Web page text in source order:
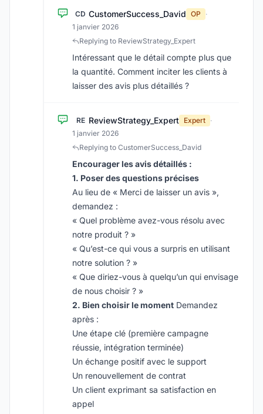
CD CustomerSuccess_David OP
·
1 janvier 2026
Replying to ReviewStrategy_Expert
Intéressant que le détail compte plus que
la quantité. Comment inciter les clients à
laisser des avis plus détaillés ?
RE ReviewStrategy_Expert Expert ·
1 janvier 2026
Replying to CustomerSuccess_David
Encourager les avis détaillés :
1. Poser des questions précises
Au lieu de « Merci de laisser un avis »,
demandez :
« Quel problème avez-vous résolu avec
notre produit ? »
« Qu’est-ce qui vous a surpris en utilisant
notre solution ? »
« Que diriez-vous à quelqu’un qui envisage
de nous choisir ? »
2. Bien choisir le moment Demandez
après :
Une étape clé (première campagne
réussie, intégration terminée)
Un échange positif avec le support
Un renouvellement de contrat
Un client exprimant sa satisfaction en
appel